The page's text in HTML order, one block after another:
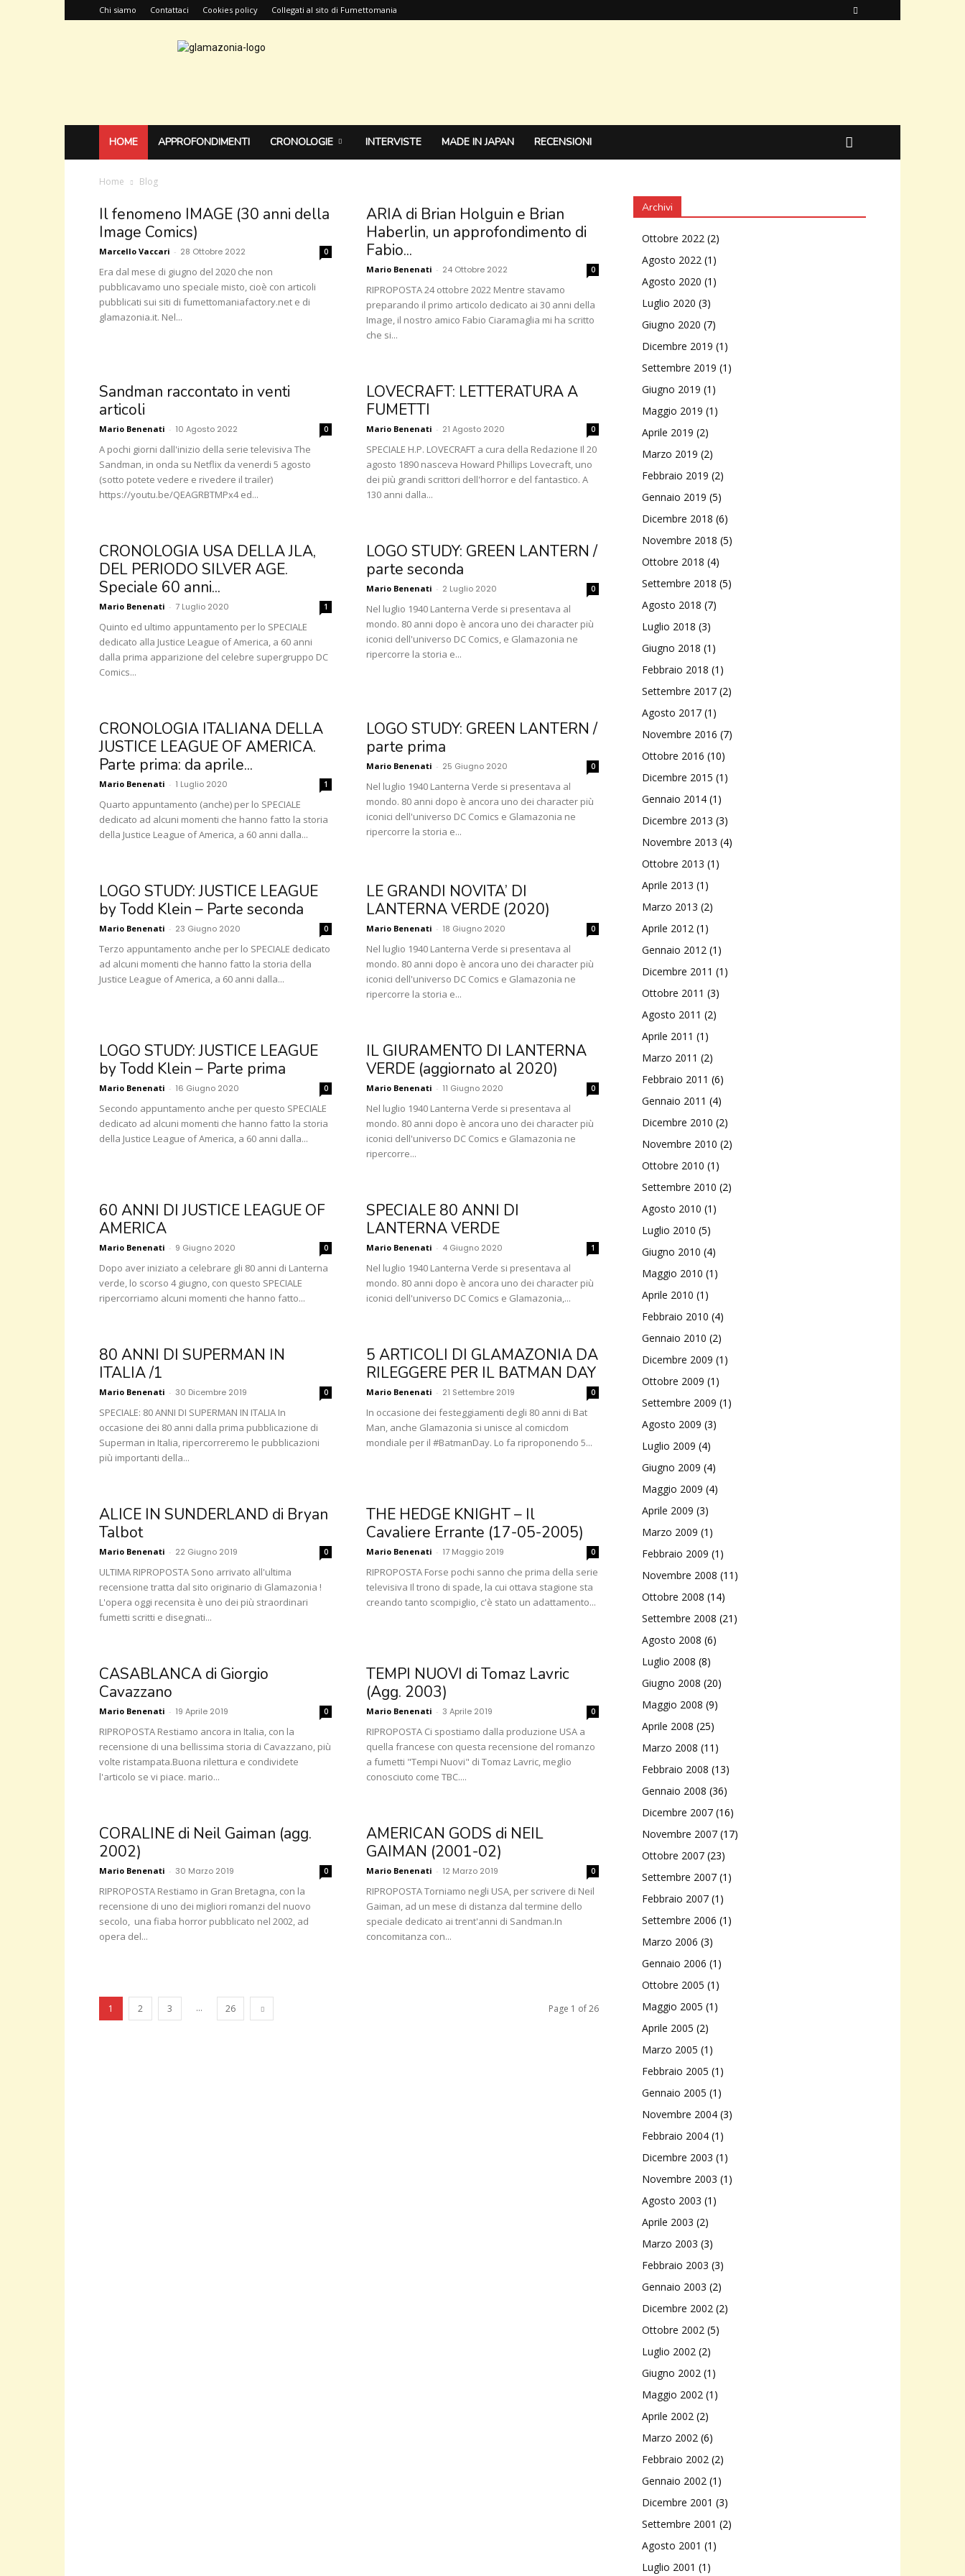
Chi siamo Contattaci Cookies policy Collegati al sito di Fumettomania
Glamazonia,
HOME APPROFONDIMENTI CRONOLOGIE INTERVISTE MADE IN JAPAN RECENSIONI
Home Blog
Il fenomeno IMAGE (30 anni della
Image Comics)
Marcello Vaccari - 28 Ottobre 2022 0
Era dal mese di giugno del 2020 che non
pubblicavamo uno speciale misto, cioè con articoli
pubblicati sui siti di fumettomaniafactory.net e di
glamazonia.it. Nel...
ARIA di Brian Holguin e Brian
Haberlin, un approfondimento di
Fabio...
Mario Benenati - 24 Ottobre 2022 0
RIPROPOSTA 24 ottobre 2022 Mentre stavamo
preparando il primo articolo dedicato ai 30 anni della
Image, il nostro amico Fabio Ciaramaglia mi ha scritto
che si...
Sandman raccontato in venti
articoli
Mario Benenati - 10 Agosto 2022 0
A pochi giorni dall'inizio della serie televisiva The
Sandman, in onda su Netflix da venerdi 5 agosto
(sotto potete vedere e rivedere il trailer)
https://youtu.be/QEAGRBTMPx4 ed...
LOVECRAFT: LETTERATURA A
FUMETTI
Mario Benenati - 21 Agosto 2020 0
SPECIALE H.P. LOVECRAFT a cura della Redazione Il 20
agosto 1890 nasceva Howard Phillips Lovecraft, uno
dei più grandi scrittori dell'horror e del fantastico. A
130 anni dalla...
CRONOLOGIA USA DELLA JLA,
DEL PERIODO SILVER AGE.
Speciale 60 anni...
Mario Benenati - 7 Luglio 2020 1
Quinto ed ultimo appuntamento per lo SPECIALE
dedicato alla Justice League of America, a 60 anni
dalla prima apparizione del celebre supergruppo DC
Comics...
LOGO STUDY: GREEN LANTERN /
parte seconda
Mario Benenati - 2 Luglio 2020 0
Nel luglio 1940 Lanterna Verde si presentava al
mondo. 80 anni dopo è ancora uno dei character più
iconici dell'universo DC Comics, e Glamazonia ne
ripercorre la storia e...
CRONOLOGIA ITALIANA DELLA
JUSTICE LEAGUE OF AMERICA.
Parte prima: da aprile...
Mario Benenati - 1 Luglio 2020 1
Quarto appuntamento (anche) per lo SPECIALE
dedicato ad alcuni momenti che hanno fatto la storia
della Justice League of America, a 60 anni dalla...
LOGO STUDY: GREEN LANTERN /
parte prima
Mario Benenati - 25 Giugno 2020 0
Nel luglio 1940 Lanterna Verde si presentava al
mondo. 80 anni dopo è ancora uno dei character più
iconici dell'universo DC Comics e Glamazonia ne
ripercorre la storia e...
LOGO STUDY: JUSTICE LEAGUE
by Todd Klein – Parte seconda
Mario Benenati - 23 Giugno 2020 0
Terzo appuntamento anche per lo SPECIALE dedicato
ad alcuni momenti che hanno fatto la storia della
Justice League of America, a 60 anni dalla...
LE GRANDI NOVITA’ DI
LANTERNA VERDE (2020)
Mario Benenati - 18 Giugno 2020 0
Nel luglio 1940 Lanterna Verde si presentava al
mondo. 80 anni dopo è ancora uno dei character più
iconici dell'universo DC Comics e Glamazonia ne
ripercorre la storia e...
LOGO STUDY: JUSTICE LEAGUE
by Todd Klein – Parte prima
Mario Benenati - 16 Giugno 2020 0
Secondo appuntamento anche per questo SPECIALE
dedicato ad alcuni momenti che hanno fatto la storia
della Justice League of America, a 60 anni dalla...
IL GIURAMENTO DI LANTERNA
VERDE (aggiornato al 2020)
Mario Benenati - 11 Giugno 2020 0
Nel luglio 1940 Lanterna Verde si presentava al
mondo. 80 anni dopo è ancora uno dei character più
iconici dell'universo DC Comics e Glamazonia ne
ripercorre...
60 ANNI DI JUSTICE LEAGUE OF
AMERICA
Mario Benenati - 9 Giugno 2020 0
Dopo aver iniziato a celebrare gli 80 anni di Lanterna
verde, lo scorso 4 giugno, con questo SPECIALE
ripercorriamo alcuni momenti che hanno fatto...
SPECIALE 80 ANNI DI
LANTERNA VERDE
Mario Benenati - 4 Giugno 2020 1
Nel luglio 1940 Lanterna Verde si presentava al
mondo. 80 anni dopo è ancora uno dei character più
iconici dell'universo DC Comics e Glamazonia,...
80 ANNI DI SUPERMAN IN
ITALIA /1
Mario Benenati - 30 Dicembre 2019 0
SPECIALE: 80 ANNI DI SUPERMAN IN ITALIA In
occasione dei 80 anni dalla prima pubblicazione di
Superman in Italia, ripercorreremo le pubblicazioni
più importanti della...
5 ARTICOLI DI GLAMAZONIA DA
RILEGGERE PER IL BATMAN DAY
Mario Benenati - 21 Settembre 2019 0
In occasione dei festeggiamenti degli 80 anni di Bat
Man, anche Glamazonia si unisce al comicdom
mondiale per il #BatmanDay. Lo fa riproponendo 5...
ALICE IN SUNDERLAND di Bryan
Talbot
Mario Benenati - 22 Giugno 2019 0
ULTIMA RIPROPOSTA Sono arrivato all'ultima
recensione tratta dal sito originario di Glamazonia !
L'opera oggi recensita è uno dei più straordinari
fumetti scritti e disegnati...
THE HEDGE KNIGHT – Il
Cavaliere Errante (17-05-2005)
Mario Benenati - 17 Maggio 2019 0
RIPROPOSTA Forse pochi sanno che prima della serie
televisiva Il trono di spade, la cui ottava stagione sta
creando tanto scompiglio, c'è stato un adattamento...
CASABLANCA di Giorgio
Cavazzano
Mario Benenati - 19 Aprile 2019 0
RIPROPOSTA Restiamo ancora in Italia, con la
recensione di una bellissima storia di Cavazzano, più
volte ristampata.Buona rilettura e condividete
l'articolo se vi piace. mario...
TEMPI NUOVI di Tomaz Lavric
(Agg. 2003)
Mario Benenati - 3 Aprile 2019 0
RIPROPOSTA Ci spostiamo dalla produzione USA a
quella francese con questa recensione del romanzo
a fumetti "Tempi Nuovi" di Tomaz Lavric, meglio
conosciuto come TBC....
CORALINE di Neil Gaiman (agg.
2002)
Mario Benenati - 30 Marzo 2019 0
RIPROPOSTA Restiamo in Gran Bretagna, con la
recensione di uno dei migliori romanzi del nuovo
secolo, una fiaba horror pubblicato nel 2002, ad
opera del...
AMERICAN GODS di NEIL
GAIMAN (2001-02)
Mario Benenati - 12 Marzo 2019 0
RIPROPOSTA Torniamo negli USA, per scrivere di Neil
Gaiman, ad un mese di distanza dal termine dello
speciale dedicato ai trent'anni di Sandman.In
concomitanza con...
1 2 3 ... 26 Page 1 of 26
Archivi
Ottobre 2022 (2)
Agosto 2022 (1)
Agosto 2020 (1)
Luglio 2020 (3)
Giugno 2020 (7)
Dicembre 2019 (1)
Settembre 2019 (1)
Giugno 2019 (1)
Maggio 2019 (1)
Aprile 2019 (2)
Marzo 2019 (2)
Febbraio 2019 (2)
Gennaio 2019 (5)
Dicembre 2018 (6)
Novembre 2018 (5)
Ottobre 2018 (4)
Settembre 2018 (5)
Agosto 2018 (7)
Luglio 2018 (3)
Giugno 2018 (1)
Febbraio 2018 (1)
Settembre 2017 (2)
Agosto 2017 (1)
Novembre 2016 (7)
Ottobre 2016 (10)
Dicembre 2015 (1)
Gennaio 2014 (1)
Dicembre 2013 (3)
Novembre 2013 (4)
Ottobre 2013 (1)
Aprile 2013 (1)
Marzo 2013 (2)
Aprile 2012 (1)
Gennaio 2012 (1)
Dicembre 2011 (1)
Ottobre 2011 (3)
Agosto 2011 (2)
Aprile 2011 (1)
Marzo 2011 (2)
Febbraio 2011 (6)
Gennaio 2011 (4)
Dicembre 2010 (2)
Novembre 2010 (2)
Ottobre 2010 (1)
Settembre 2010 (2)
Agosto 2010 (1)
Luglio 2010 (5)
Giugno 2010 (4)
Maggio 2010 (1)
Aprile 2010 (1)
Febbraio 2010 (4)
Gennaio 2010 (2)
Dicembre 2009 (1)
Ottobre 2009 (1)
Settembre 2009 (1)
Agosto 2009 (3)
Luglio 2009 (4)
Giugno 2009 (4)
Maggio 2009 (4)
Aprile 2009 (3)
Marzo 2009 (1)
Febbraio 2009 (1)
Novembre 2008 (11)
Ottobre 2008 (14)
Settembre 2008 (21)
Agosto 2008 (6)
Luglio 2008 (8)
Giugno 2008 (20)
Maggio 2008 (9)
Aprile 2008 (25)
Marzo 2008 (11)
Febbraio 2008 (13)
Gennaio 2008 (36)
Dicembre 2007 (16)
Novembre 2007 (17)
Ottobre 2007 (23)
Settembre 2007 (1)
Febbraio 2007 (1)
Settembre 2006 (1)
Marzo 2006 (3)
Gennaio 2006 (1)
Ottobre 2005 (1)
Maggio 2005 (1)
Aprile 2005 (2)
Marzo 2005 (1)
Febbraio 2005 (1)
Gennaio 2005 (1)
Novembre 2004 (3)
Febbraio 2004 (1)
Dicembre 2003 (1)
Novembre 2003 (1)
Agosto 2003 (1)
Aprile 2003 (2)
Marzo 2003 (3)
Febbraio 2003 (3)
Gennaio 2003 (2)
Dicembre 2002 (2)
Ottobre 2002 (5)
Luglio 2002 (2)
Giugno 2002 (1)
Maggio 2002 (1)
Aprile 2002 (2)
Marzo 2002 (6)
Febbraio 2002 (2)
Gennaio 2002 (1)
Dicembre 2001 (3)
Settembre 2001 (2)
Agosto 2001 (1)
Luglio 2001 (1)